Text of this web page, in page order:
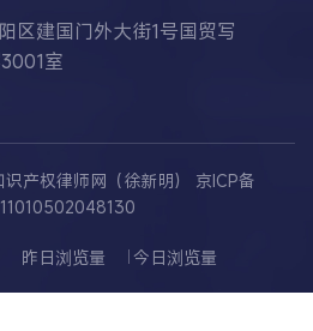
区建国门外大街1号国贸写
室
产权律师网（徐新明） 京ICP备
昨日浏览量 今日浏览量